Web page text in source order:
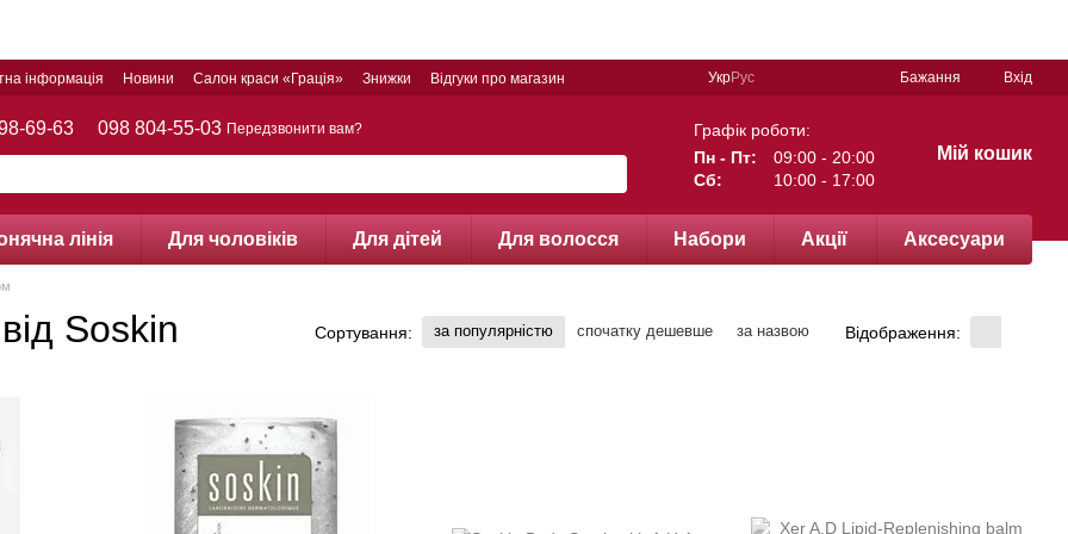
інформація Новини Салон краси «Грація» Знижки Відгуки про магазин УкрРус Бажання Вхід
69-63 098 804-55-03 Передзвонити вам?
Графік роботи:
Пн - Пт:
09:00 - 20:00
Сб:
10:00 - 17:00
Мій кошик
лінія Для чоловіків Для дітей Для волосся Набори Акції Аксесуари
Soskin Сортування: за популярністю спочатку дешевше за назвою Відображення: